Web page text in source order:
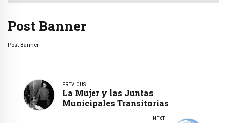
Post Banner
Post Banner
PREVIOUS
La Mujer y las Juntas
Municipales Transitorias
NEXT